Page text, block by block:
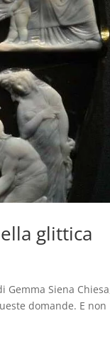
glittica
Gemma Siena
domande. E non